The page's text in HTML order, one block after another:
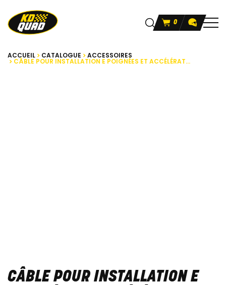
0
ACCUEIL CATALOGUE ACCESSOIRES
CÂBLE POUR INSTALLATION E POIGNÉES ET ACCÉLÉRAT...
CÂBLE POUR INSTALLATION E